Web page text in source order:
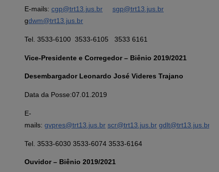
E-mails: cgp@trt13.jus.br
sgp@trt13.jus.br
gdwm@trt13.jus.br
Tel. 3533-6100 3533-6105 3533 6161
Vice-Presidente e Corregedor – Biênio 2019/2021
Desembargador Leonardo José Videres Trajano
Data da Posse:07.01.2019
E-
mails: gvpres@trt13.jus.br scr@trt13.jus.br gdlt@trt13.jus.br
Tel. 3533-6030 3533-6074 3533-6164
Ouvidor – Biênio 2019/2021